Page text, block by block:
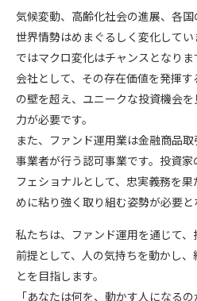
気候変動、高齢化社会の進展、各国
世界情勢はめまぐるしく変化して
ではマクロ変化はチャンスとなり
会社として、その存在価値を発揮
の壁を超え、ユニークな投資機会
力が必要です。
また、ファンド運用業は金融商品
事業者が行う認可事業です。投資
フェショナルとして、忠実義務を
めに粘り強く取り組む姿勢が必要と
私たちは、ファンド運用を通じて
前提として、人の気持ちを動かし
とを目指します。
「あなたは何を、動かす人になるの